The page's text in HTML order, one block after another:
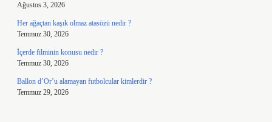
Ağustos 3, 2026
Her ağaçtan kaşık olmaz atasözü nedir ?
Temmuz 30, 2026
İçerde filminin konusu nedir ?
Temmuz 30, 2026
Ballon d’Or’u alamayan futbolcular kimlerdir ?
Temmuz 29, 2026